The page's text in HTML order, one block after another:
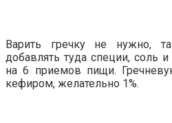
Варить гречку не нужно,
добавлять туда специи, соль
на 6 приемов пищи.
кефиром, желательно 1%.